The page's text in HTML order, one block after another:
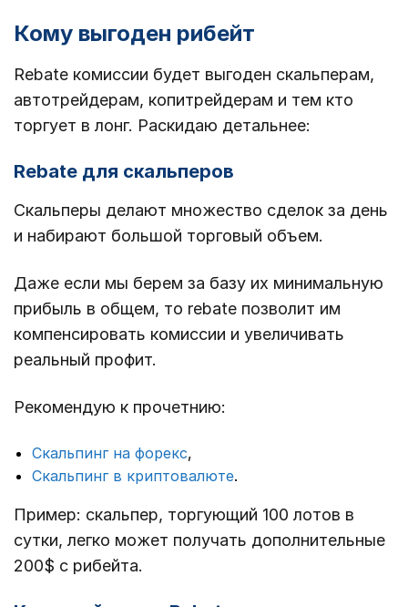
Кому выгоден рибейт
Rebate комиссии будет выгоден скальперам,
автотрейдерам, копитрейдерам и тем кто
торгует в лонг. Раскидаю детальнее:
Rebate для скальперов
Скальперы делают множество сделок за день
и набирают большой торговый объем.
Даже если мы берем за базу их минимальную
прибыль в общем, то rebate позволит им
компенсировать комиссии и увеличивать
реальный профит.
Рекомендую к прочетнию:
Скальпинг на форекс,
Скальпинг в криптовалюте.
Пример: скальпер, торгующий 100 лотов в
сутки, легко может получать дополнительные
200$ с рибейта.